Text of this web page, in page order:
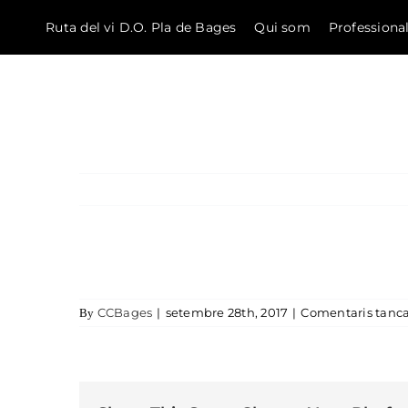
Ruta del vi D.O. Pla de Bages Qui som
By CCBages | setembre 28th, 2017 | Comentaris